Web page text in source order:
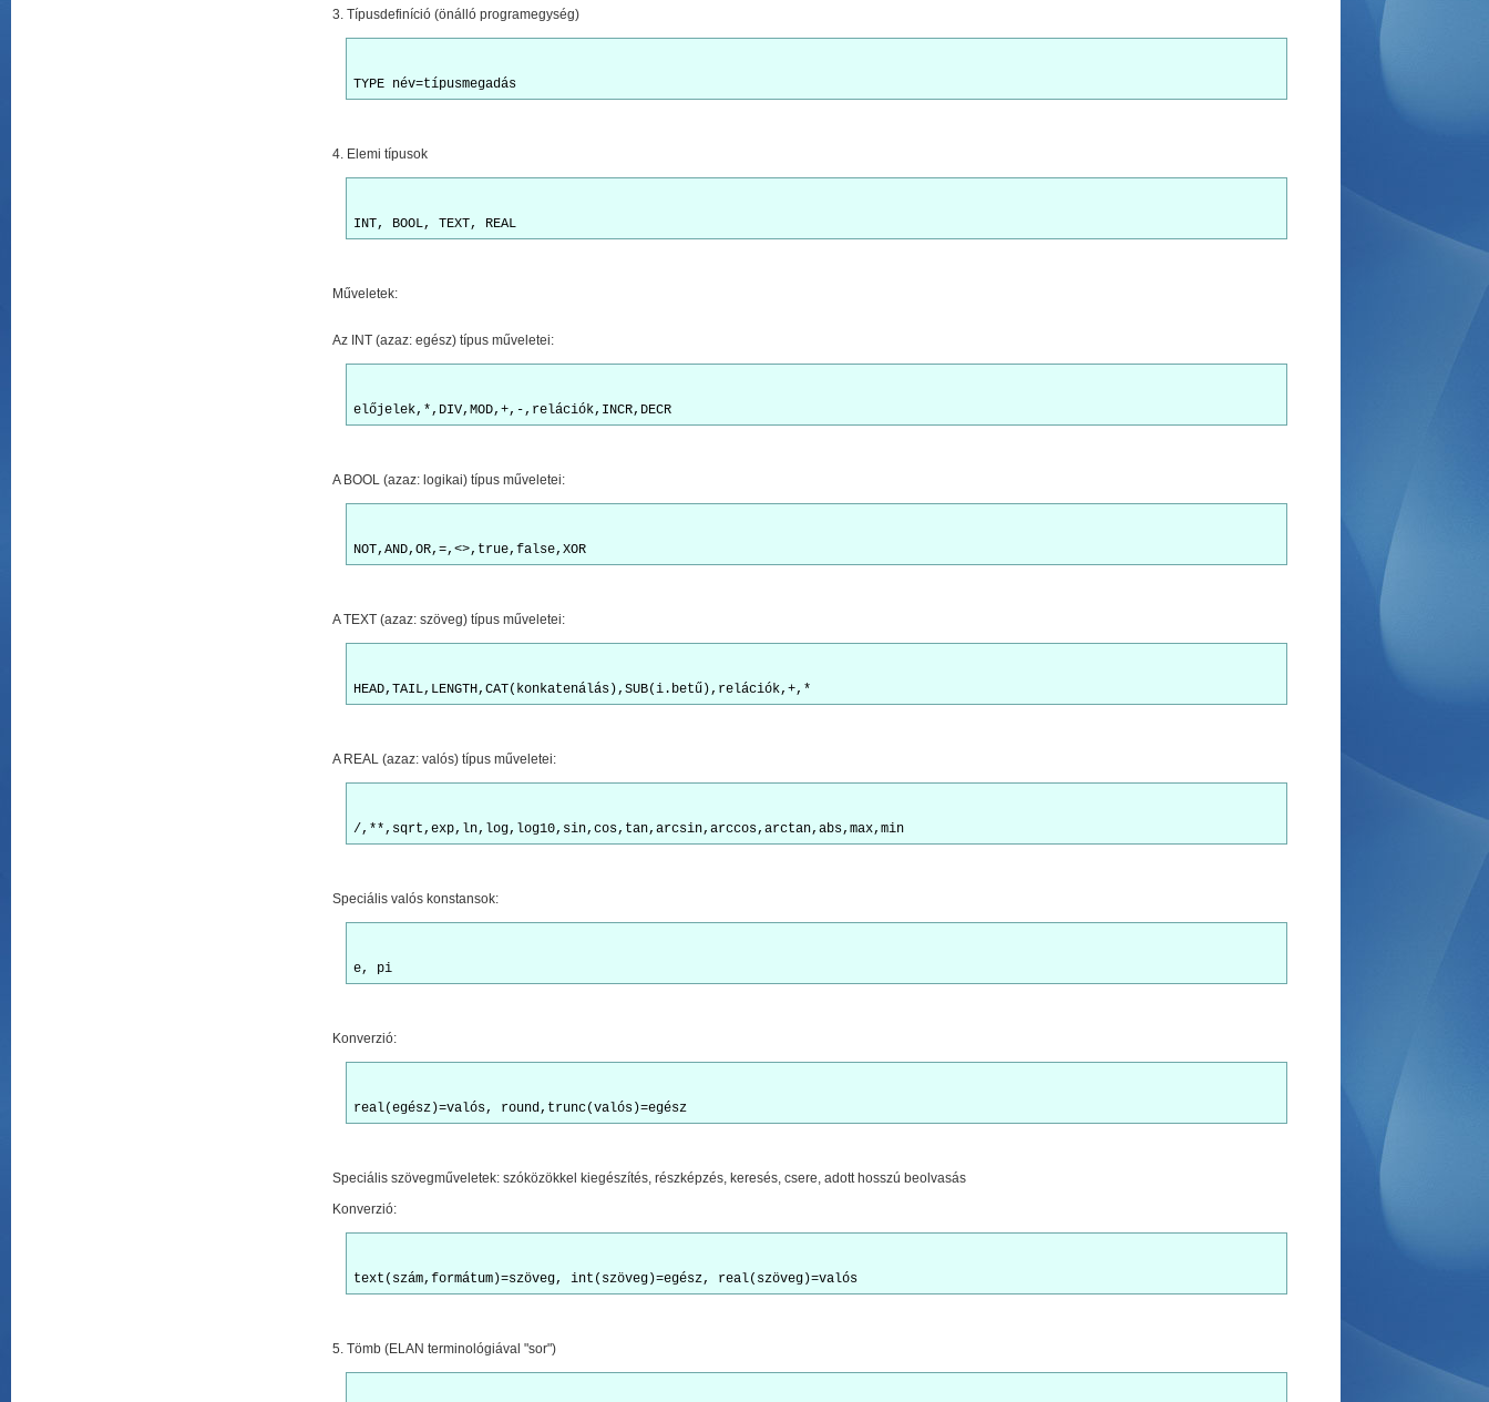
3. Típusdefiníció (önálló programegység)
4. Elemi típusok
Műveletek:
Az INT (azaz: egész) típus műveletei:
A BOOL (azaz: logikai) típus műveletei:
A TEXT (azaz: szöveg) típus műveletei:
A REAL (azaz: valós) típus műveletei:
Speciális valós konstansok:
Konverzió:
Speciális szövegműveletek: szóközökkel kiegészítés, részképzés, keresés, csere, adott hosszú beolvasás
Konverzió:
5. Tömb (ELAN terminológiával "sor")